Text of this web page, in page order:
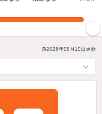
2026年08月10日更新